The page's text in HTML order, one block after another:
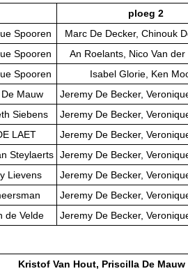
ploeg 2
Spooren
Marc De Decker, Chinouk
Spooren An Roelants, Nico Van der
Spooren Isabel Glorie, Ken
Mauw Jeremy De Becker,
Siebens Jeremy De Becker,
LAET Jeremy De Becker,
Steylaerts Jeremy De Becker,
Lievens Jeremy De Becker,
Jeremy De Becker,
de Velde Jeremy De Becker,
Kristof Van Hout, Priscilla De Mauw